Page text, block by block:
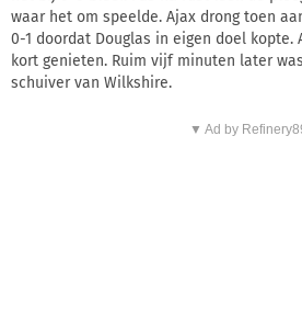
waar het om speelde. Ajax drong toen
0-1 doordat Douglas in eigen doel kopte.
kort genieten. Ruim vijf minuten later
schuiver van Wilkshire.
▼ Ad by